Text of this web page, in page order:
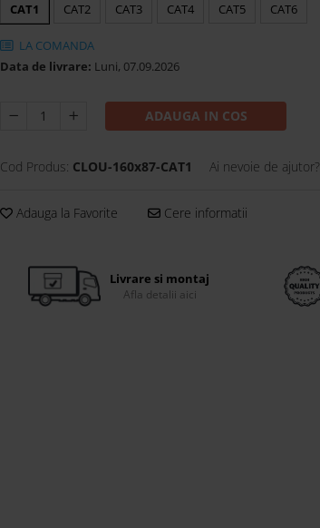
CAT1 CAT2 CAT3 CAT4 CAT5 CAT6
LA COMANDA
Data de livrare: Luni, 07.09.2026
ADAUGA IN COS
Cod Produs: CLOU-160x87-CAT1 Ai nevoie de ajutor?
Adauga la Favorite Cere informatii
Livrare si montaj
Afla detalii aici